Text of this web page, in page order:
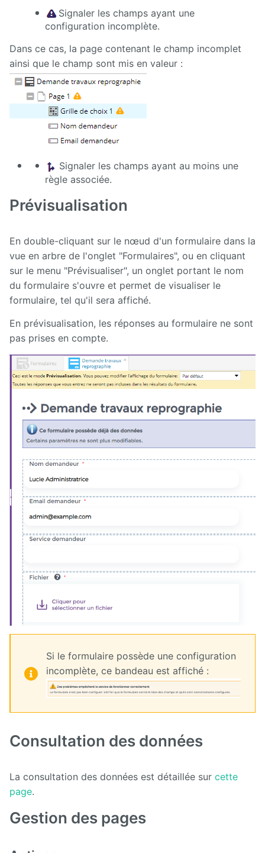
Pages
personnelles
Page
Subscription
Proxied
Content
Rocket.Chat
Server
Directory
Skin
editor
Skin
factory
SMS
Social
Survey
Syndication
TarteAuCitron
Translation
flagging
UGC
User
directory
Deploy
starter
Welcome
Zimbra
Signaler les champs ayant une
configuration incomplète.
Dans ce cas, la page contenant le champ incomplet
ainsi que le champ sont mis en valeur :
Signaler les champs ayant au moins une
règle associée.
Prévisualisation
En double-cliquant sur le nœud d'un formulaire dans la
vue en arbre de l'onglet "Formulaires", ou en cliquant
sur le menu "Prévisualiser", un onglet portant le nom
du formulaire s'ouvre et permet de visualiser le
formulaire, tel qu'il sera affiché.
En prévisualisation, les réponses au formulaire ne sont
pas prises en compte.
Si le formulaire possède une configuration
incomplète, ce bandeau est affiché :
Consultation des données
La consultation des données est détaillée sur cette
page.
Gestion des pages